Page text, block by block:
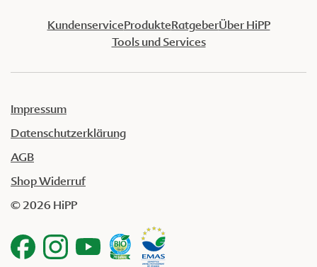
KundenserviceProdukteRatgeberÜber HiPP
Tools und Services
Impressum
Datenschutzerklärung
AGB
Shop Widerruf
© 2026 HiPP